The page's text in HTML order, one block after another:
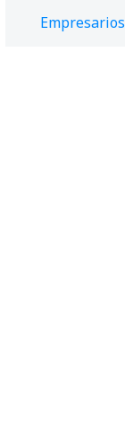
Empresarios